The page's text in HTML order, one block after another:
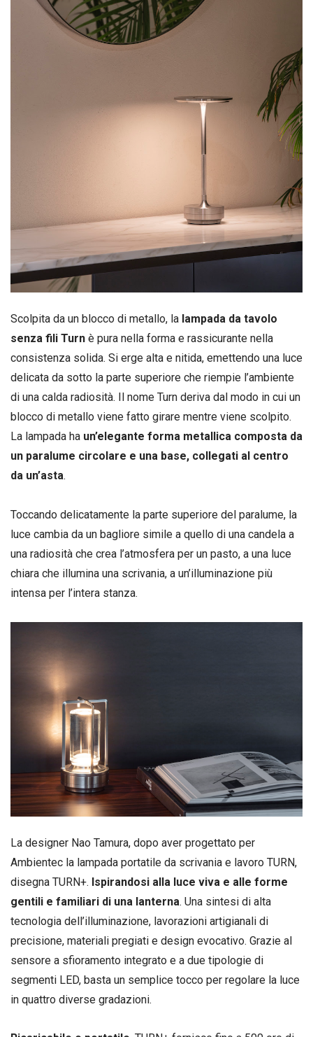
Scolpita da un blocco di metallo, la lampada da tavolo
senza fili Turn è pura nella forma e rassicurante nella
consistenza solida. Si erge alta e nitida, emettendo una luce
delicata da sotto la parte superiore che riempie l’ambiente
di una calda radiosità. Il nome Turn deriva dal modo in cui un
blocco di metallo viene fatto girare mentre viene scolpito.
La lampada ha un’elegante forma metallica composta da
un paralume circolare e una base, collegati al centro
da un’asta.
Toccando delicatamente la parte superiore del paralume, la
luce cambia da un bagliore simile a quello di una candela a
una radiosità che crea l’atmosfera per un pasto, a una luce
chiara che illumina una scrivania, a un’illuminazione più
intensa per l’intera stanza.
La designer Nao Tamura, dopo aver progettato per
Ambientec la lampada portatile da scrivania e lavoro TURN,
disegna TURN+. Ispirandosi alla luce viva e alle forme
gentili e familiari di una lanterna. Una sintesi di alta
tecnologia dell’illuminazione, lavorazioni artigianali di
precisione, materiali pregiati e design evocativo. Grazie al
sensore a sfioramento integrato e a due tipologie di
segmenti LED, basta un semplice tocco per regolare la luce
in quattro diverse gradazioni.